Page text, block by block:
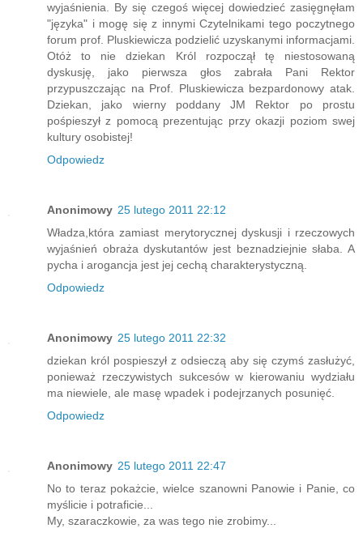
wyjaśnienia. By się czegoś więcej dowiedzieć zasięgnęłam
"języka" i mogę się z innymi Czytelnikami tego poczytnego
forum prof. Pluskiewicza podzielić uzyskanymi informacjami.
Otóż to nie dziekan Król rozpoczął tę niestosowaną
dyskusję, jako pierwsza głos zabrała Pani Rektor
przypuszczając na Prof. Pluskiewicza bezpardonowy atak.
Dziekan, jako wierny poddany JM Rektor po prostu
pośpieszył z pomocą prezentując przy okazji poziom swej
kultury osobistej!
Odpowiedz
Anonimowy 25 lutego 2011 22:12
Władza,która zamiast merytorycznej dyskusji i rzeczowych
wyjaśnień obraża dyskutantów jest beznadziejnie słaba. A
pycha i arogancja jest jej cechą charakterystyczną.
Odpowiedz
Anonimowy 25 lutego 2011 22:32
dziekan król pospieszył z odsieczą aby się czymś zasłużyć,
ponieważ rzeczywistych sukcesów w kierowaniu wydziału
ma niewiele, ale masę wpadek i podejrzanych posunięć.
Odpowiedz
Anonimowy 25 lutego 2011 22:47
No to teraz pokażcie, wielce szanowni Panowie i Panie, co
myślicie i potraficie...
My, szaraczkowie, za was tego nie zrobimy...